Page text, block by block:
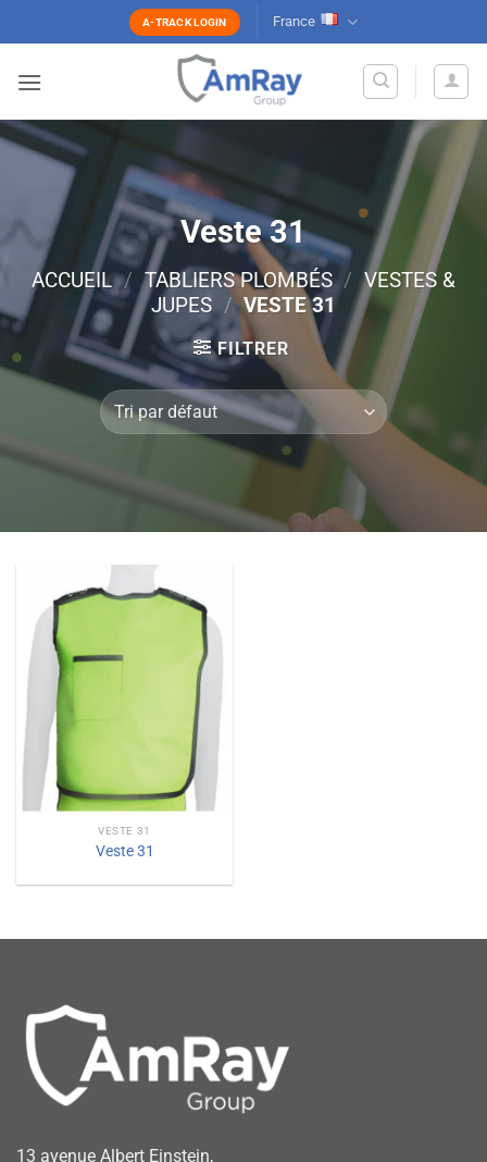
au
A-TRACK LOGIN France
Veste 31
ACCUEIL / TABLIERS PLOMBÉS / VESTES &
JUPES / VESTE 31
FILTRER
VESTE 31
Veste 31
13 avenue Albert Einstein,